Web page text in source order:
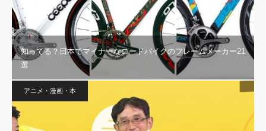
知ってる？日本でマイナーなロードバイクのフレームメーカー21
選
アニメ・漫画・本